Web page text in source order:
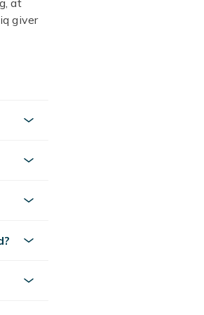
giver
et
køb,